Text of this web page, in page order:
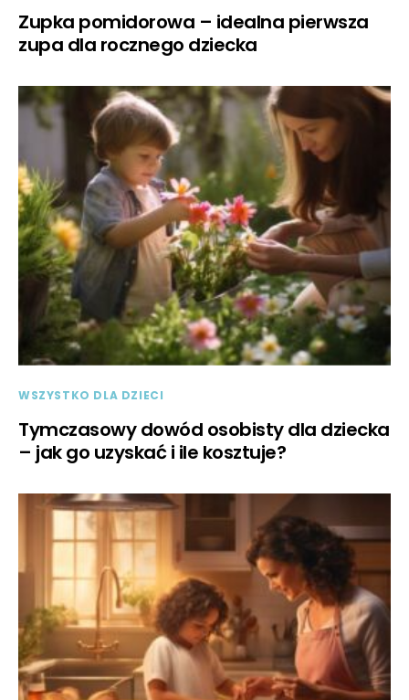
Zupka pomidorowa – idealna pierwsza
zupa dla rocznego dziecka
WSZYSTKO DLA DZIECI
Tymczasowy dowód osobisty dla dziecka
– jak go uzyskać i ile kosztuje?